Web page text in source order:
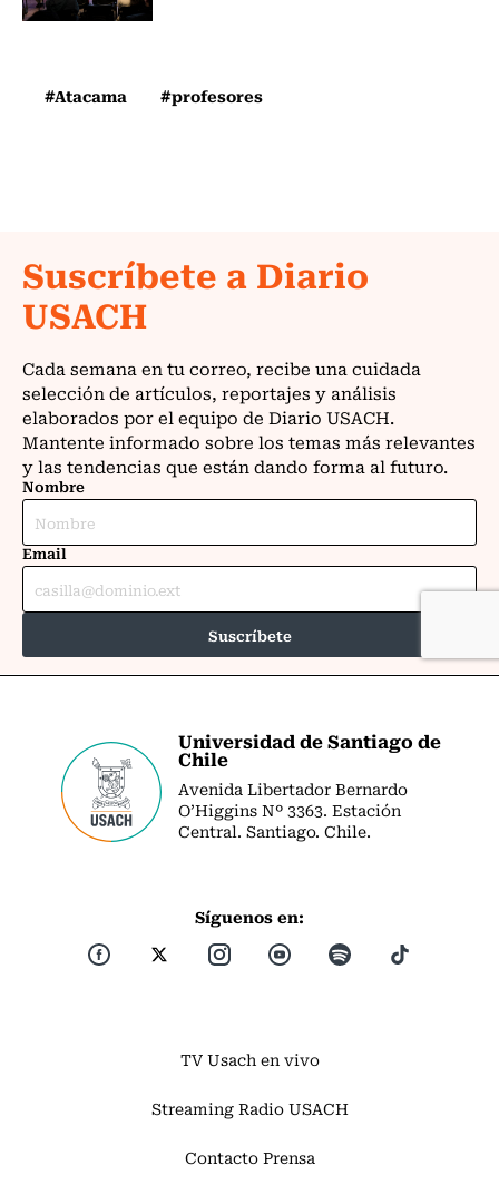
#Atacama #profesores
Universidad de Santiago de
Chile
Avenida Libertador Bernardo
O’Higgins Nº 3363. Estación
Central. Santiago. Chile.
Síguenos en:
TV Usach en vivo
Streaming Radio USACH
Contacto Prensa